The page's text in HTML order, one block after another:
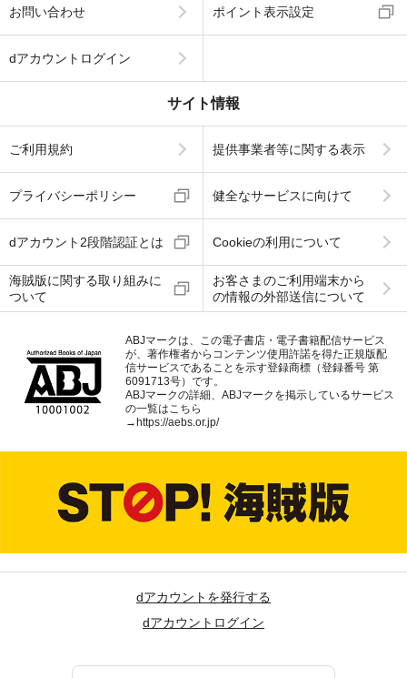
お問い合わせ ポイント表示設定
dアカウントログイン
サイト情報
ご利用規約 提供事業者等に関する表示
プライバシーポリシー 健全なサービスに向けて
dアカウント2段階認証とは Cookieの利用について
海賊版に関する取り組みに
ついて
お客さまのご利用端末から
の情報の外部送信について
ABJマークは、この電子書店・電子書籍配信サービス
が、著作権者からコンテンツ使用許諾を得た正規版配
信サービスであることを示す登録商標（登録番号 第
6091713号）です。
ABJマークの詳細、ABJマークを掲示しているサービス
の一覧はこちら
→ https://aebs.or.jp/
dアカウントを発行する
dアカウントログイン